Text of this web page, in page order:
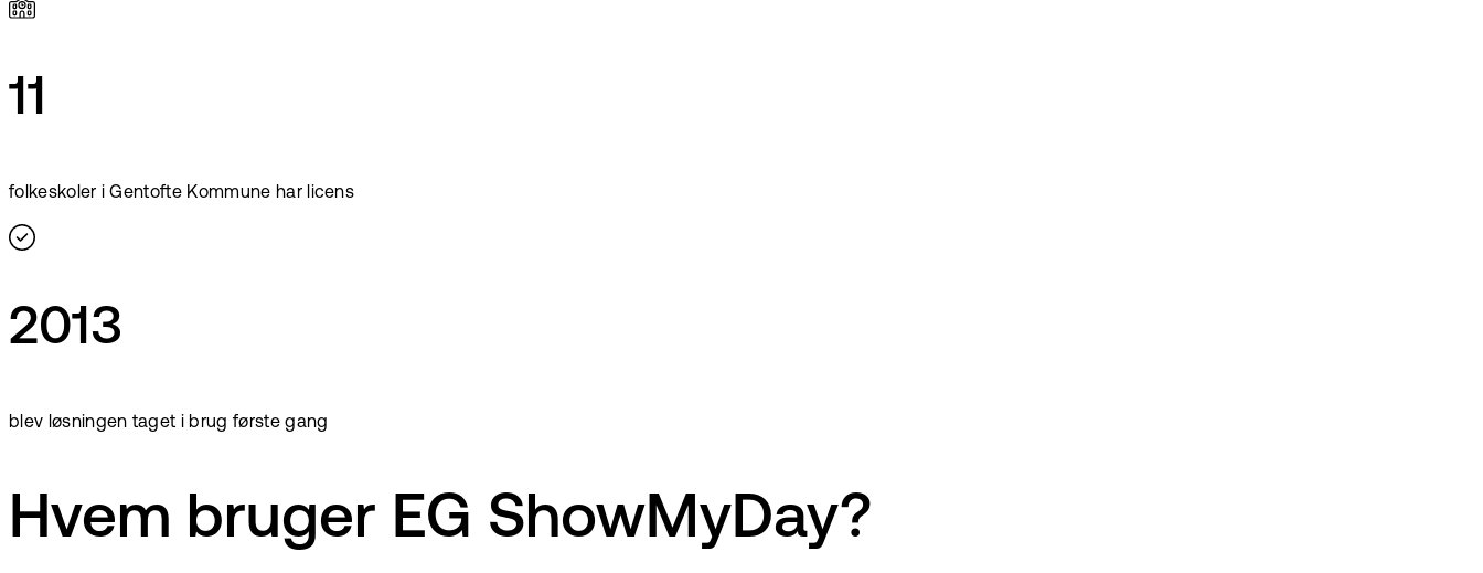
11
folkeskoler i Gentofte Kommune har licens
2013
blev løsningen taget i brug første gang
Hvem bruger EG ShowMyDay?